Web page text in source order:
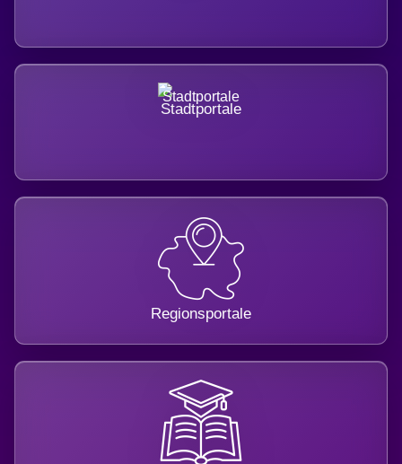
Stadtportale
Regionsportale